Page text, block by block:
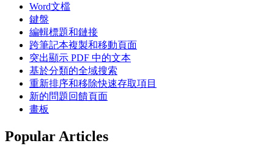
Word文檔
鍵盤
編輯標題和鏈接
跨筆記本複製和移動頁面
突出顯示 PDF 中的文本
基於分類的全域搜索
重新排序和移除快速存取項目
新的問題回饋頁面
畫板
Popular Articles